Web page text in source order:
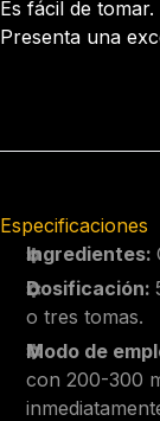
Es fácil de tomar.
Presenta una
Especificaciones
Ingredientes:
Dosificación:
o tres tomas.
Modo de
con 200-300